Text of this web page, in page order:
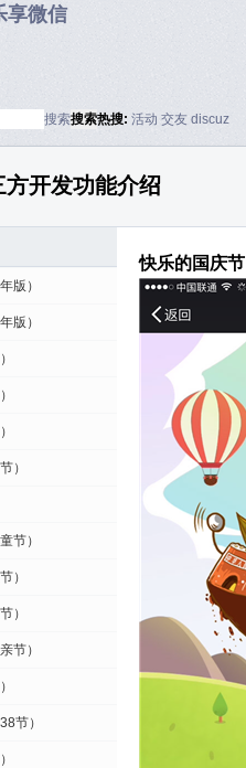
搜索搜索热搜: 活动 交友 discuz
方开发功能介绍
版）
版）
）
节）
）
）
节）
节）
快乐的国庆节